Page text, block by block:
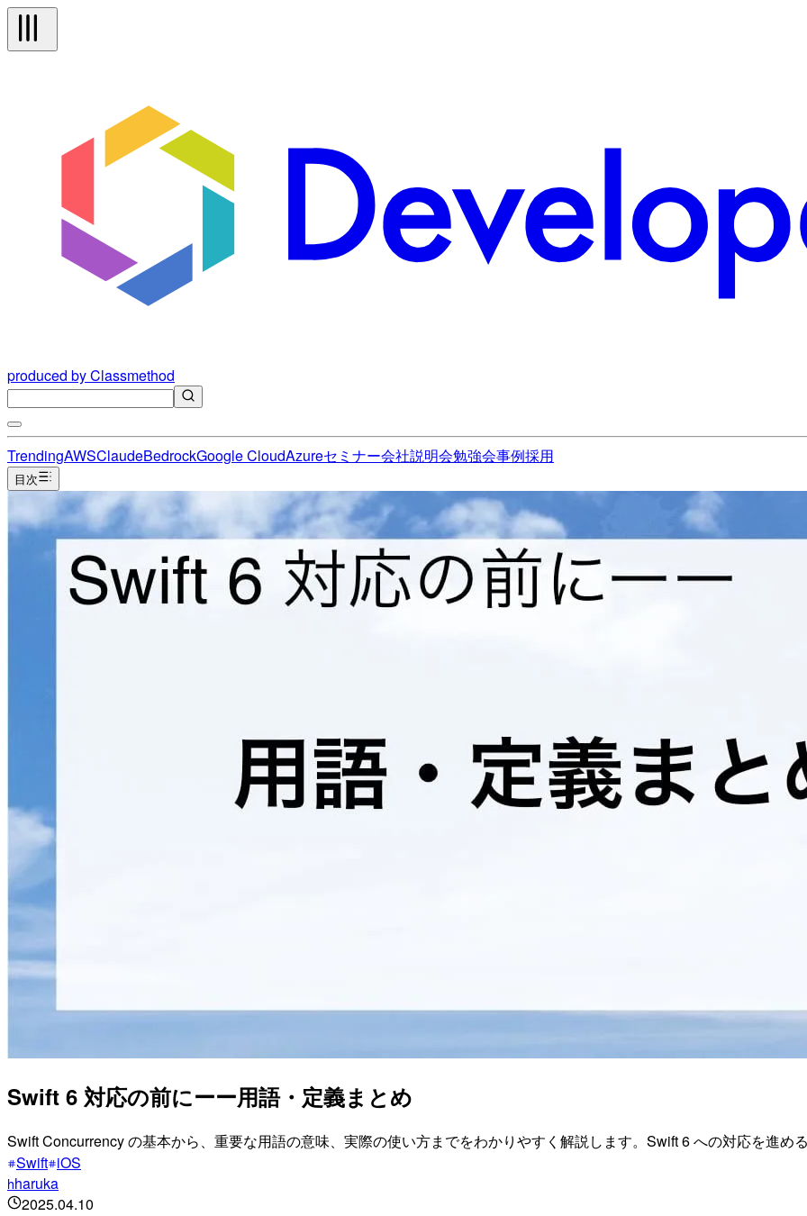
produced by Classmethod
TrendingAWSClaudeBedrockGoogle CloudAzureセミナー会社説明会勉強会事例採用
目次
Swift 6 対応の前にーー用語・定義まとめ
Swift Concurrency の基本から、重要な用語の意味、実際の使い方までをわかりやすく解説します。Swift 6 への対応を進め
Swift iOS
hharuka
2025.04.10